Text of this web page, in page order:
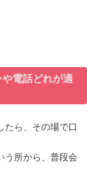
電話どれが適
たら、その場で口
う所から、普段会